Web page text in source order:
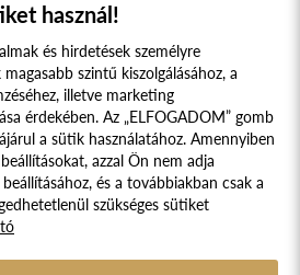
... 30
Adatvédelmi nyilatkozat
Jogi nyilatkozat
ALAPÍTVÁNY, LAKITELEK. MINDEN JOG
használ!
és hirdetések személyre
szintű kiszolgálásához, a
illetve marketing
érdekében. Az „ELFOGADOM” gomb
a sütik használatához. Amennyiben
azzal Ön nem adja
és a továbbiakban csak a
szükséges sütiket